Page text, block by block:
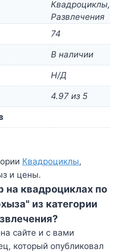
Квадроциклы,
Развлечения
74
В наличии
Н/Д
4.97 из 5
Квадроциклы,
и цены.
на квадроциклах по
из категории
сайте и с вами
который опубликовал